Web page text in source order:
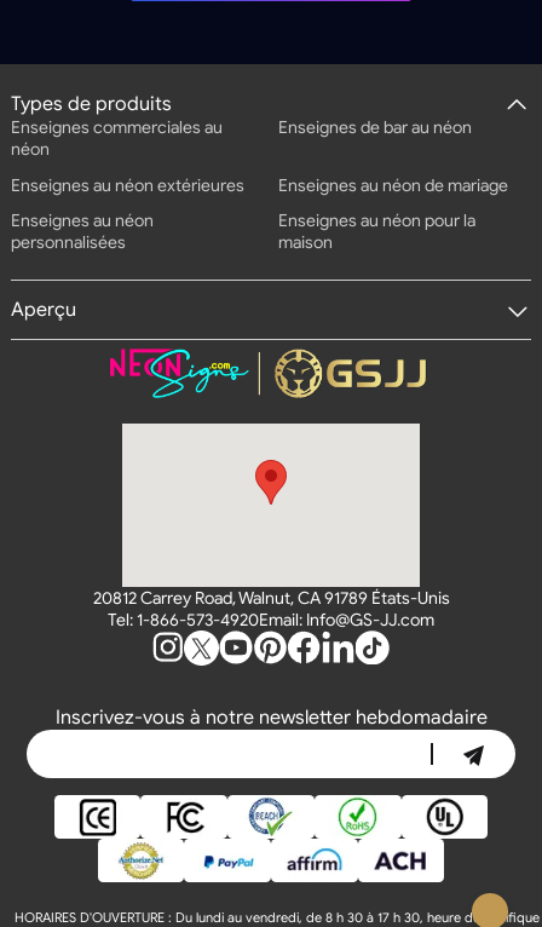
20812 Carrey Road, Walnut, CA 91789 États-Unis
HORAIRES D'OUVERTURE : Du lundi au vendredi, de 8 h 30 à 17 h 30, heure du Pacifique
Tel: 1-866-573-4920Email: Info@GS-JJ.com
Types de produits
Enseignes commerciales au
néon
Enseignes de bar au néon
Enseignes au néon extérieures
Enseignes au néon de mariage
Enseignes au néon
personnalisées
Enseignes au néon pour la
maison
Aperçu
Inscrivez-vous à notre newsletter hebdomadaire